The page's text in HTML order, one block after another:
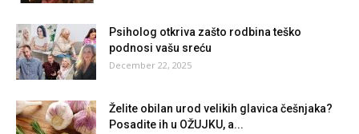
Psiholog otkriva zašto rodbina teško
podnosi vašu sreću
December 22, 2025
Želite obilan urod velikih glavica češnjaka?
Posadite ih u OŽUJKU, a...